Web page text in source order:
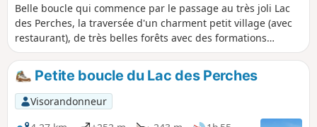
Belle boucle qui commence par le passage au très joli Lac
des Perches, la traversée d'un charment petit village (avec
restaurant), de très belles forêts avec des formations
rocheuses impressionnantes (la Forêt des Volcans) et des
passages sur les crêtes avec des points de vues sur les trois
grand Ballons des Vosges du Sud : Servance, d'Alsace et le
Grand. Peut-être un peu long, mais deux raccourcis sont
proposés qui réduisent la rando d'au moins 1h30 et 200m
Petite boucle du Lac des Perches
Visorandonneur